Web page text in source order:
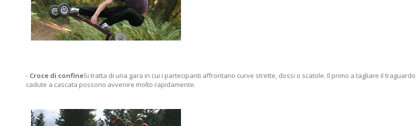
- Croce di confineSi tratta di una gara in cui i partecipanti affrontano curve strette, dossi o scatole. Il primo a tagliare il
cadute a cascata possono avvenire molto rapidamente.